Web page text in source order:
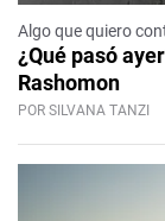
Algo que quiero
¿Qué pasó
Rashomon
POR SILVANA TANZI